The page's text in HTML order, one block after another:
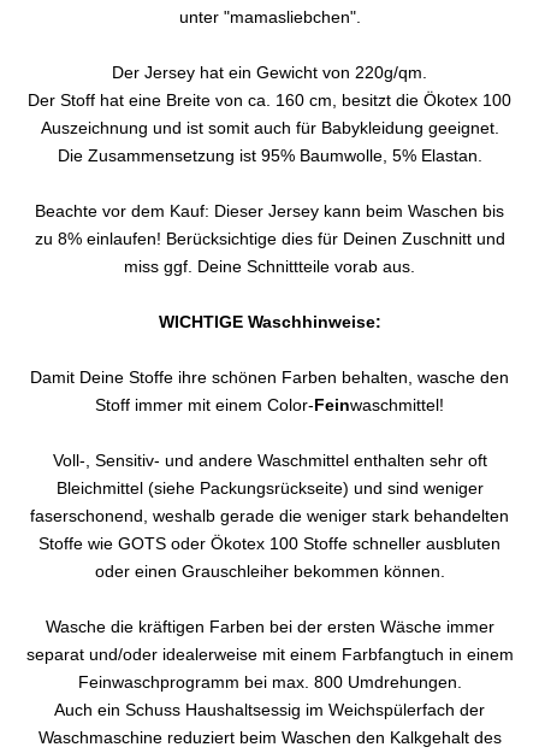
unter "mamasliebchen".
Der Jersey hat ein Gewicht von 220g/qm.
Der Stoff hat eine Breite von ca. 160 cm, besitzt die Ökotex 100
Auszeichnung und ist somit auch für Babykleidung geeignet.
Die Zusammensetzung ist 95% Baumwolle, 5% Elastan.
Beachte vor dem Kauf: Dieser Jersey kann beim Waschen bis
zu 8% einlaufen! Berücksichtige dies für Deinen Zuschnitt und
miss ggf. Deine Schnittteile vorab aus.
WICHTIGE Waschhinweise:
Damit Deine Stoffe ihre schönen Farben behalten, wasche den
Stoff immer mit einem Color-Feinwaschmittel!
Voll-, Sensitiv- und andere Waschmittel enthalten sehr oft
Bleichmittel (siehe Packungsrückseite) und sind weniger
faserschonend, weshalb gerade die weniger stark behandelten
Stoffe wie GOTS oder Ökotex 100 Stoffe schneller ausbluten
oder einen Grauschleiher bekommen können.
Wasche die kräftigen Farben bei der ersten Wäsche immer
separat und/oder idealerweise mit einem Farbfangtuch in einem
Feinwaschprogramm bei max. 800 Umdrehungen.
Auch ein Schuss Haushaltsessig im Weichspülerfach der
Waschmaschine reduziert beim Waschen den Kalkgehalt des